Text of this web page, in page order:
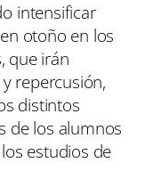
intensificar
otoño en los
que irán
repercusión,
distintos
de los alumnos
estudios de